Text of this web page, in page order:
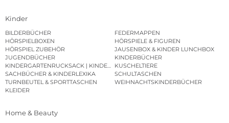
Kinder
BILDERBÜCHER
FEDERMAPPEN
HÖRSPIELBOXEN
HÖRSPIELE & FIGUREN
HÖRSPIEL ZUBEHÖR
JAUSENBOX & KINDER LUNCHBOX
JUGENDBÜCHER
KINDERBÜCHER
KINDERGARTENRUCKSACK | KINDERGARTENBEUTEL
KUSCHELTIERE
SACHBÜCHER & KINDERLEXIKA
SCHULTASCHEN
TURNBEUTEL & SPORTTASCHEN
WEIHNACHTSKINDERBÜCHER
KLEIDER
Home & Beauty